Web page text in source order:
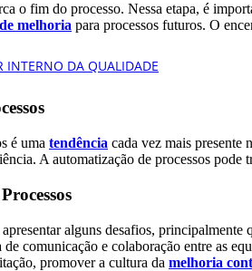
o fim do processo. Nessa etapa, é
melhoria para processos futuros. O
é uma tendência cada vez mais presente
A automatização de processos
alguns desafios,
comunicação e colaboração entre as
promover a cultura da melhoria